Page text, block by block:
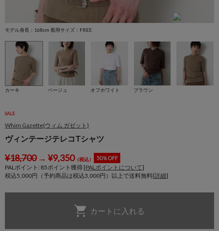
モデル身長：168cm 着用サイズ：FREE
カーキ ベージュ オフホワイト ブラウン
SALE
Whim Gazette(ウィム ガゼット)
ヴィンテージテレコTシャツ
¥18,700→ ¥9,350（税込） 50％OFF
PALポイント: 85ポイント獲得 [PALポイントについて]
税込5,000円（予約商品は税込3,000円）以上で送料無料[詳細]